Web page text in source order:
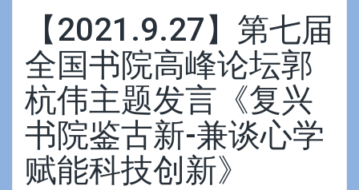
【2021.9.27】第七届
全国书院高峰论坛郭
杭伟主题发言《复兴
书院鉴古新-兼谈心学
赋能科技创新》